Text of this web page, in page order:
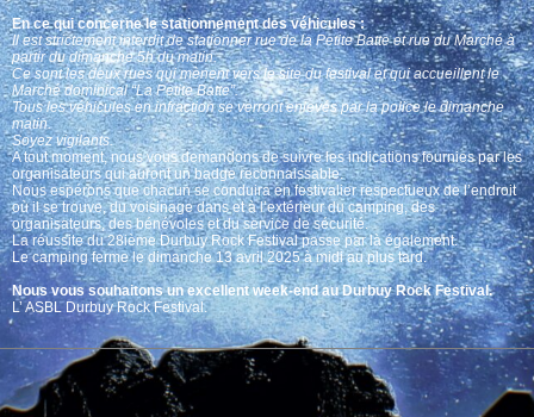
En ce qui concerne le stationnement des véhicules :
Il est strictement interdit de stationner rue de la Petite Batte et rue du Marché à
partir du dimanche 5h du matin.
Ce sont les deux rues qui mènent vers le site du festival et qui accueillent le
Marché dominical “La Petite Batte”.
Tous les véhicules en infraction se verront enlevés par la police le dimanche
matin.
Soyez vigilants.
A tout moment, nous vous demandons de suivre les indications fournies par les
organisateurs qui auront un badge reconnaissable.
Nous espérons que chacun se conduira en festivalier respectueux de l’endroit
où il se trouve, du voisinage dans et à l’extérieur du camping, des
organisateurs, des bénévoles et du service de sécurité.
La réussite du 28ième Durbuy Rock Festival passe par là également.
Le camping ferme le dimanche 13 avril 2025 à midi au plus tard.
Nous vous souhaitons un excellent week-end au Durbuy Rock Festival.
L’ ASBL Durbuy Rock Festival.